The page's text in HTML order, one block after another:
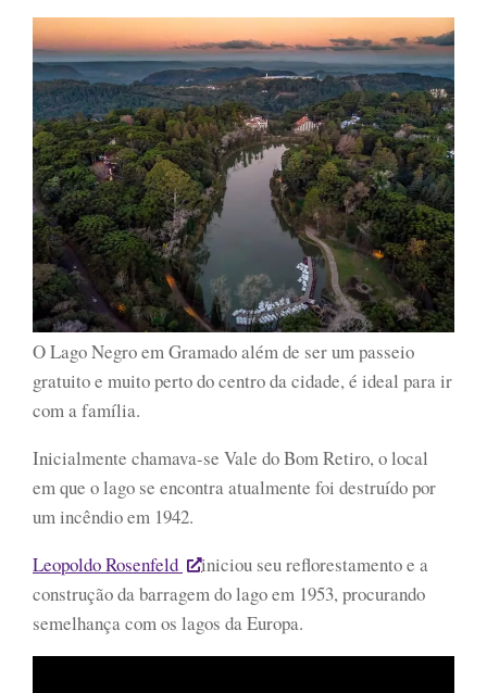
O Lago Negro em Gramado além de ser um passeio
gratuito e muito perto do centro da cidade, é ideal para ir
com a família.
Inicialmente chamava-se Vale do Bom Retiro, o local
em que o lago se encontra atualmente foi destruído por
um incêndio em 1942.
Leopoldo Rosenfeld
iniciou seu reflorestamento e a
construção da barragem do lago em 1953, procurando
semelhança com os lagos da Europa.